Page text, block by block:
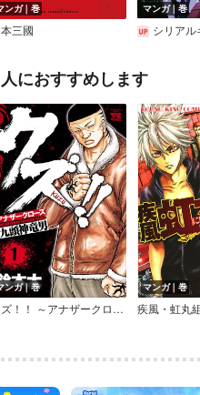
ンガ｜巻
三國
マンガ｜巻
シリアルキ
におすすめします
ンガ｜巻
クズ！！ ～アナザークローズ九頭神竜男～
マンガ｜巻
疾風・虹丸